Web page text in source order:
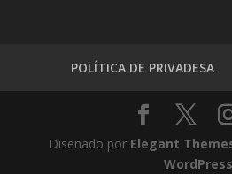
POLÍTICA DE PRIVADESA
Diseñado por Elegant
WordPress